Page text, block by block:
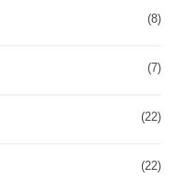
(8)
(7)
(22)
(22)